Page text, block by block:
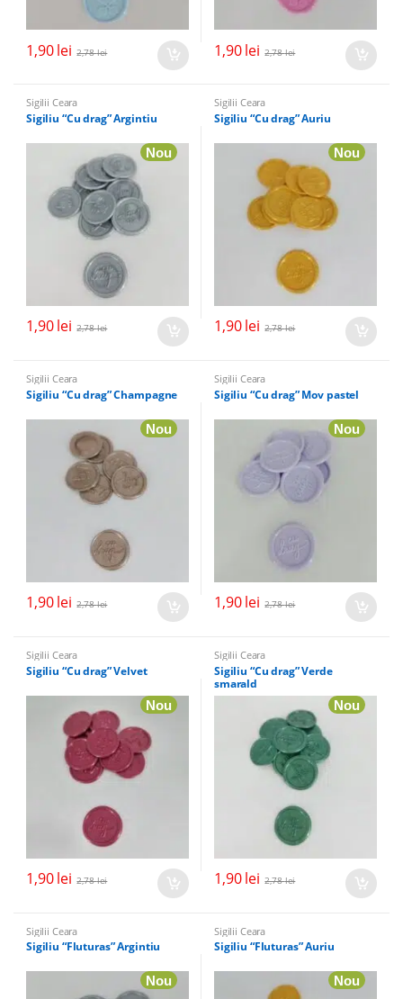
1,90lei 2,78lei 1,90lei 2,78lei
Sigilii Ceara
Sigiliu “Cu drag” Argintiu
Nou
1,90lei 2,78lei
Sigilii Ceara
Sigiliu “Cu drag” Auriu
Nou
1,90lei 2,78lei
Sigilii Ceara
Sigiliu “Cu drag” Champagne
Nou
1,90lei 2,78lei
Sigilii Ceara
Sigiliu “Cu drag” Mov pastel
Nou
1,90lei 2,78lei
Sigilii Ceara
Sigiliu “Cu drag” Velvet
Nou
1,90lei 2,78lei
Sigilii Ceara
Sigiliu “Cu drag” Verde
smarald
Nou
1,90lei 2,78lei
Sigilii Ceara
Sigiliu “Fluturas” Argintiu
Nou
Sigilii Ceara
Sigiliu “Fluturas” Auriu
Nou